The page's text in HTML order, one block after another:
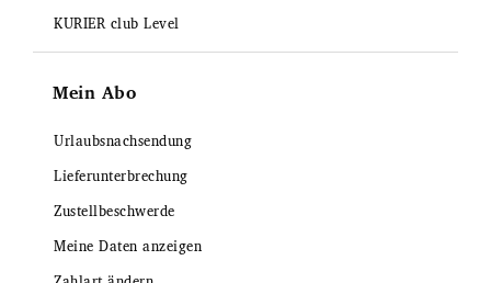
KURIER club Level
Mein Abo
Urlaubsnachsendung
Lieferunterbrechung
Zustellbeschwerde
Meine Daten anzeigen